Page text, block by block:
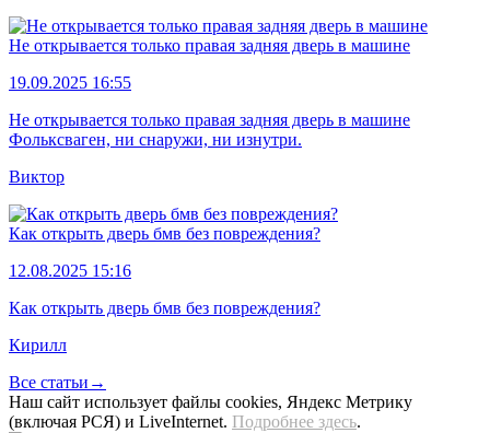
Не открывается только правая задняя дверь в машине
19.09.2025 16:55
Не открывается только правая задняя дверь в машине
Фольксваген, ни снаружи, ни изнутри.
Виктор
Как открыть дверь бмв без повреждения?
12.08.2025 15:16
Как открыть дверь бмв без повреждения?
Кирилл
Все статьи→
Наш сайт использует файлы cookies, Яндекс Метрику
(включая РСЯ) и LiveInternet. Подробнее здесь.